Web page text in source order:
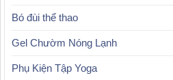
Bó đùi thể thao
Gel Chườm Nóng Lạnh
Phụ Kiện Tập Yoga